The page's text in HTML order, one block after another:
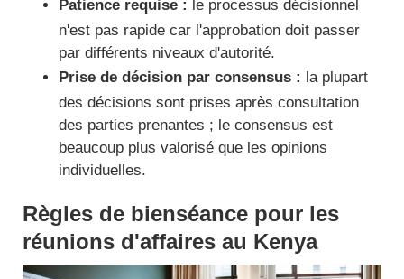
Patience requise : le processus décisionnel
n'est pas rapide car l'approbation doit passer
par différents niveaux d'autorité.
Prise de décision par consensus : la plupart
des décisions sont prises après consultation
des parties prenantes ; le consensus est
beaucoup plus valorisé que les opinions
individuelles.
Règles de bienséance pour les
réunions d'affaires au Kenya